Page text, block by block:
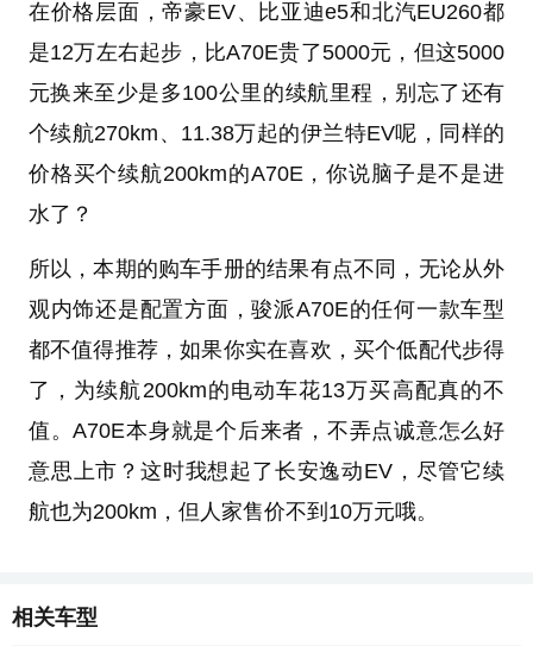
在价格层面，帝豪EV、比亚迪e5和北汽EU260都
是12万左右起步，比A70E贵了5000元，但这5000
元换来至少是多100公里的续航里程，别忘了还有
个续航270km、11.38万起的伊兰特EV呢，同样的
价格买个续航200km的A70E，你说脑子是不是进
水了？
所以，本期的购车手册的结果有点不同，无论从外
观内饰还是配置方面，骏派A70E的任何一款车型
都不值得推荐，如果你实在喜欢，买个低配代步得
了，为续航200km的电动车花13万买高配真的不
值。A70E本身就是个后来者，不弄点诚意怎么好
意思上市？这时我想起了长安逸动EV，尽管它续
航也为200km，但人家售价不到10万元哦。
相关车型